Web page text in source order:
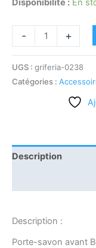
Disponibilité : En
- +
UGS : griferia-0238
Catégories :
Description
Description :
Porte-savon avant